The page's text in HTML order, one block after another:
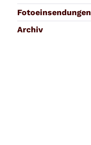
Fotoeinsendungen
Archiv